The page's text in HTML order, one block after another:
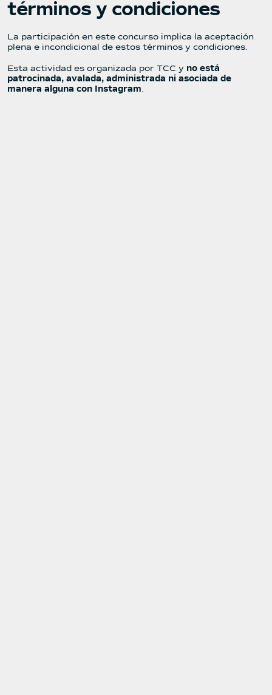
términos y condiciones
La participación en este concurso implica la aceptación
plena e incondicional de estos términos y condiciones.
Esta actividad es organizada por TCC y no está
patrocinada, avalada, administrada ni asociada de
manera alguna con Instagram.